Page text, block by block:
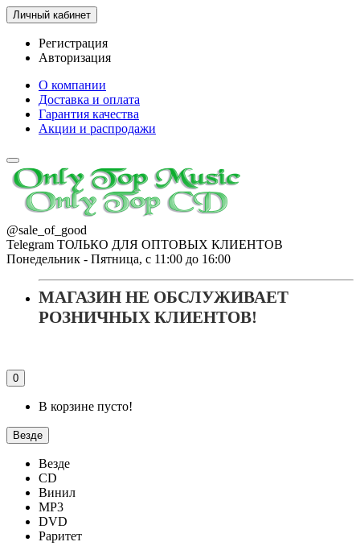
Личный кабинет
Регистрация
Авторизация
О компании
Доставка и оплата
Гарантия качества
Акции и распродажи
@sale_of_good
Telegram ТОЛЬКО ДЛЯ ОПТОВЫХ КЛИЕНТОВ
Понедельник - Пятница, с 11:00 до 16:00
МАГАЗИН НЕ ОБСЛУЖИВАЕТ
РОЗНИЧНЫХ КЛИЕНТОВ!
0
В корзине пусто!
Везде
Везде
CD
Винил
MP3
DVD
Раритет